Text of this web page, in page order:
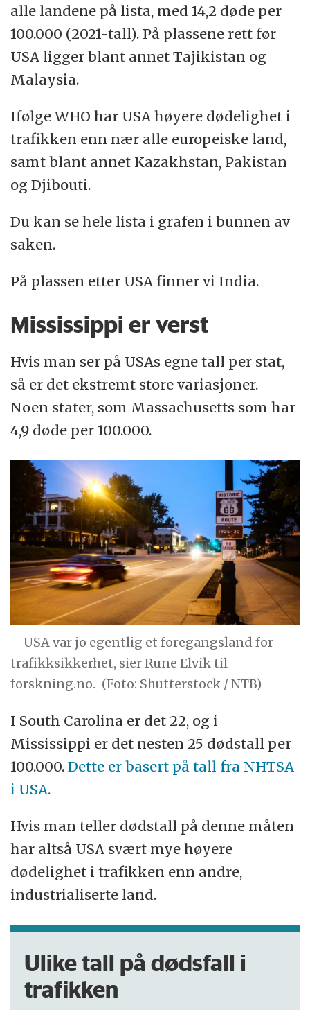
alle landene på lista, med 14,2 døde per
100.000 (2021-tall). På plassene rett før
USA ligger blant annet Tajikistan og
Malaysia.
Ifølge WHO har USA høyere dødelighet i
trafikken enn nær alle europeiske land,
samt blant annet Kazakhstan, Pakistan
og Djibouti.
Du kan se hele lista i grafen i bunnen av
saken.
På plassen etter USA finner vi India.
Mississippi er verst
Hvis man ser på USAs egne tall per stat,
så er det ekstremt store variasjoner.
Noen stater, som Massachusetts som har
4,9 døde per 100.000.
– USA var jo egentlig et foregangsland for
trafikksikkerhet, sier Rune Elvik til
forskning.no. (Foto: Shutterstock / NTB)
I South Carolina er det 22, og i
Mississippi er det nesten 25 dødstall per
100.000.Dette er basert på tall fra NHTSA
i USA.
Hvis man teller dødstall på denne måten
har altså USA svært mye høyere
dødelighet i trafikken enn andre,
industrialiserte land.
Ulike tall på dødsfall i
trafikken